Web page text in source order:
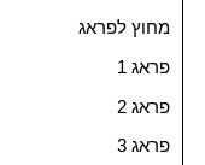
מחוץ לפראג
פראג 1
פראג 2
פראג 3